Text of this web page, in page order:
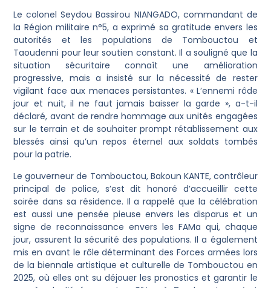
Le colonel Seydou Bassirou NIANGADO, commandant de
la Région militaire n°5, a exprimé sa gratitude envers les
autorités et les populations de Tombouctou et
Taoudenni pour leur soutien constant. Il a souligné que la
situation sécuritaire connaît une amélioration
progressive, mais a insisté sur la nécessité de rester
vigilant face aux menaces persistantes. « L’ennemi rôde
jour et nuit, il ne faut jamais baisser la garde », a-t-il
déclaré, avant de rendre hommage aux unités engagées
sur le terrain et de souhaiter prompt rétablissement aux
blessés ainsi qu’un repos éternel aux soldats tombés
pour la patrie.
Le gouverneur de Tombouctou, Bakoun KANTE, contrôleur
principal de police, s’est dit honoré d’accueillir cette
soirée dans sa résidence. Il a rappelé que la célébration
est aussi une pensée pieuse envers les disparus et un
signe de reconnaissance envers les FAMa qui, chaque
jour, assurent la sécurité des populations. Il a également
mis en avant le rôle déterminant des Forces armées lors
de la biennale artistique et culturelle de Tombouctou en
2025, où elles ont su déjouer les pronostics et garantir le